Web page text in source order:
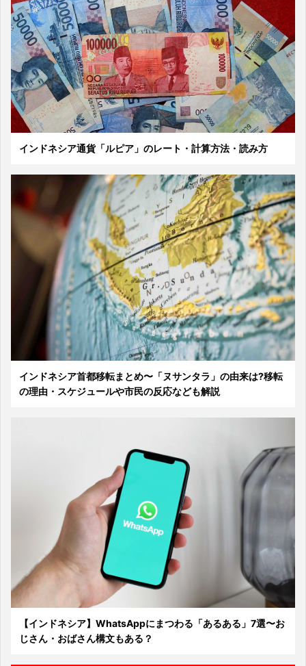
インドネシア通貨「ルピア」のレート・計算方法・読み方
インドネシア首都移転まとめ〜「ヌサンタラ」の由来は?移転
の理由・スケジュールや市民の反応なども解説
【インドネシア】WhatsAppにまつわる「あるある」7選〜お
じさん・おばさん構文もある？